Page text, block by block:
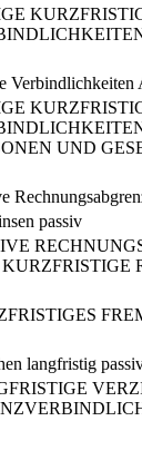
Verbindlichkeiten
UND
passiv
langfristig